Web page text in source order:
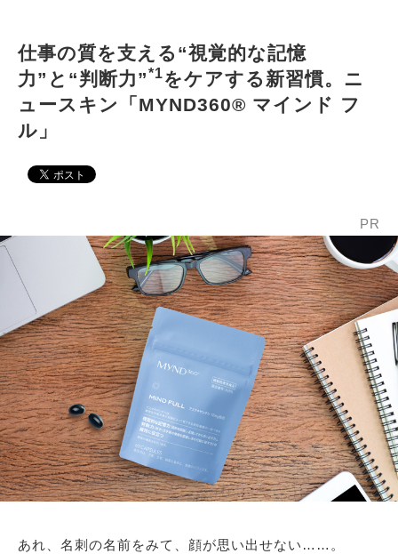
仕事の質を支える“視覚的な記憶
力”と“判断力”*1をケアする新習慣。ニ
ュースキン「MYND360® マインド フ
ル」
PR
あれ、名刺の名前をみて、顔が思い出せない……。